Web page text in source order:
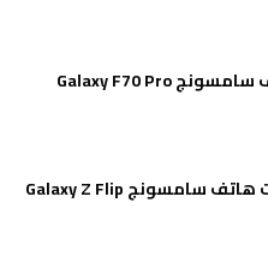
مواصفات هاتف سامسونج Galaxy F70 Pro
جميع مواصفات هاتف سامسونج Galaxy Z Flip